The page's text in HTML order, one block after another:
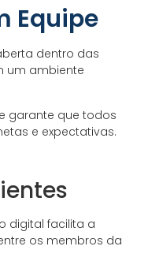
Equipe
dentro das
um ambiente
garante que todos
e expectativas.
digital facilita a
os membros da